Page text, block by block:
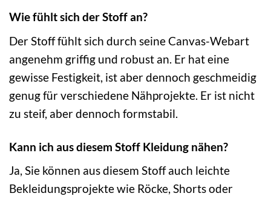
Wie fühlt sich der Stoff an?
Der Stoff fühlt sich durch seine Canvas-Webart
angenehm griffig und robust an. Er hat eine
gewisse Festigkeit, ist aber dennoch geschmeidig
genug für verschiedene Nähprojekte. Er ist nicht
zu steif, aber dennoch formstabil.
Kann ich aus diesem Stoff Kleidung nähen?
Ja, Sie können aus diesem Stoff auch leichte
Bekleidungsprojekte wie Röcke, Shorts oder